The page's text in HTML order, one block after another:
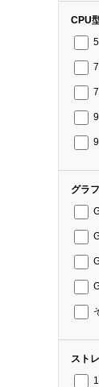
CPU
グラ
スト